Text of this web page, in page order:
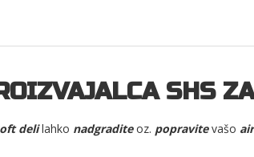
SHS
delilahko nadgraditeoz. popravitevašo